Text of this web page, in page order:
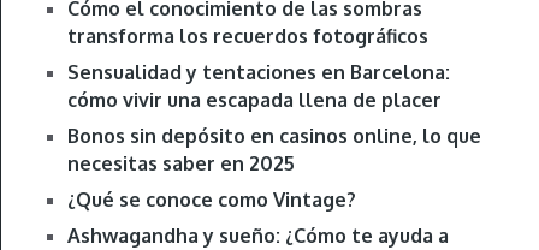
Cómo el conocimiento de las sombras
transforma los recuerdos fotográficos
Sensualidad y tentaciones en Barcelona:
cómo vivir una escapada llena de placer
Bonos sin depósito en casinos online, lo que
necesitas saber en 2025
¿Qué se conoce como Vintage?
Ashwagandha y sueño: ¿Cómo te ayuda a